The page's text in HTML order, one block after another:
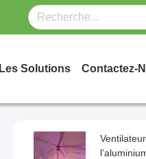
Les Solutions Contactez-